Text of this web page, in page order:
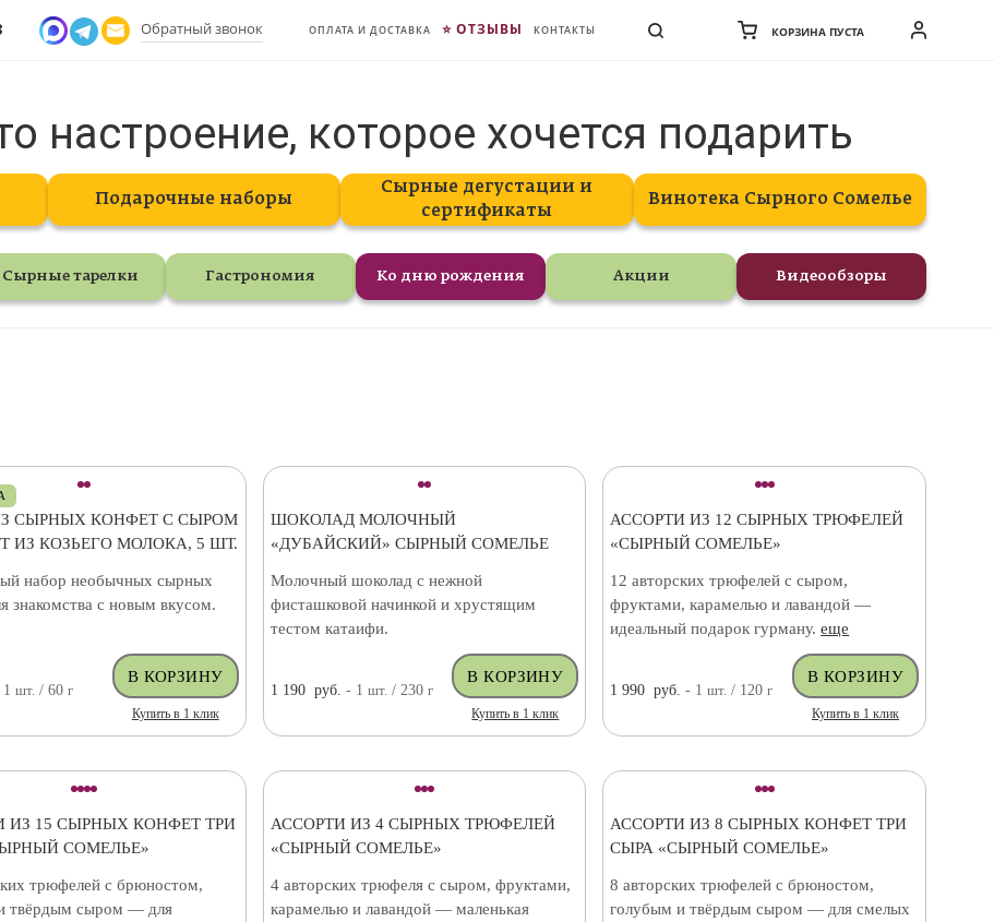
Обратный звонок ОПЛАТА И ДОСТАВКА ОТЗЫВЫ КОНТАКТЫ КОРЗИНА ПУСТА
настроение, которое хочется подарить
Подарочные наборы
Сырные дегустации и
сертификаты
Винотека Сырного Сомелье
Сырные тарелки Гастрономия Ко дню рождения Акции Видеообзоры
СЫРНЫХ КОНФЕТ С СЫРОМ
ИЗ КОЗЬЕГО МОЛОКА, 5 ШТ.
набор необычных сырных
знакомства с новым вкусом.
шт./ 60 г
Купить в 1 клик
ШОКОЛАД МОЛОЧНЫЙ
«ДУБАЙСКИЙ» СЫРНЫЙ СОМЕЛЬЕ
Молочный шоколад с нежной
фисташковой начинкой и хрустящим
тестом катаифи.
1 190 руб. - 1 шт./ 230 г
Купить в 1 клик
АССОРТИ ИЗ 12 СЫРНЫХ ТРЮФЕЛЕЙ
«СЫРНЫЙ СОМЕЛЬЕ»
12 авторских трюфелей с сыром,
фруктами, карамелью и лавандой —
идеальный подарок гурману.еще
1 990 руб. - 1шт. / 120г
Купить в 1 клик
ИЗ 15 СЫРНЫХ КОНФЕТ ТРИ
СОМЕЛЬЕ»
трюфелей с брюностом,
твёрдым сыром — для
АССОРТИ ИЗ 4 СЫРНЫХ ТРЮФЕЛЕЙ
«СЫРНЫЙ СОМЕЛЬЕ»
4 авторских трюфеля с сыром, фруктами,
карамелью и лавандой — маленькая
АССОРТИ ИЗ 8 СЫРНЫХ КОНФЕТ ТРИ
СЫРА «СЫРНЫЙ СОМЕЛЬЕ»
8 авторских трюфелей с брюностом,
голубым и твёрдым сыром — для смелых